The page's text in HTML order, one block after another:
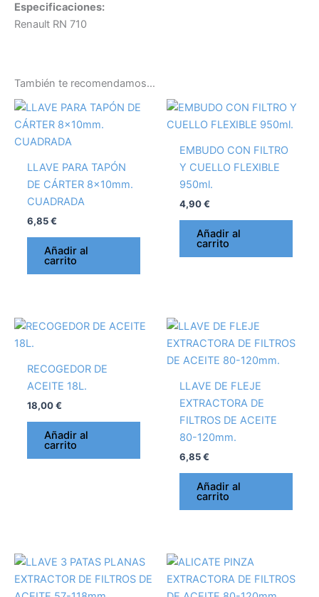
Especificaciones:
Renault RN 710
También te recomendamos…
LLAVE PARA TAPÓN
DE CÁRTER 8x10mm.
CUADRADA
6,85€
Añadir al
carrito
EMBUDO CON FILTRO
Y CUELLO FLEXIBLE
950ml.
4,90€
Añadir al
carrito
RECOGEDOR DE
ACEITE 18L.
18,00€
Añadir al
carrito
LLAVE DE FLEJE
EXTRACTORA DE
FILTROS DE ACEITE
80-120mm.
6,85€
Añadir al
carrito